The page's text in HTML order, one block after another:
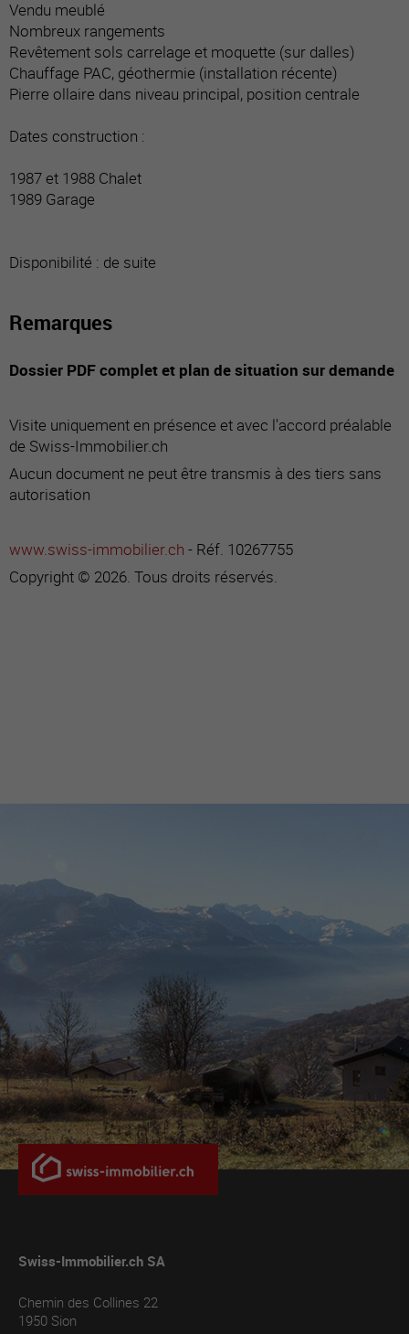
Vendu meublé
Nombreux rangements
Revêtement sols carrelage et moquette (sur dalles)
Chauffage PAC, géothermie (installation récente)
Pierre ollaire dans niveau principal, position centrale
Dates construction :
1987 et 1988 Chalet
1989 Garage
Disponibilité : de suite
Remarques
Dossier PDF complet et plan de situation sur demande
Visite uniquement en présence et avec l'accord préalable
de Swiss-Immobilier.ch
Aucun document ne peut être transmis à des tiers sans
autorisation
www.swiss-immobilier.ch - Réf. 10267755
Copyright © 2026. Tous droits réservés.
Swiss-Immobilier.ch SA
Chemin des Collines 22
1950 Sion